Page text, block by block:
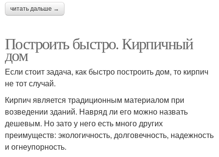
читать дальше →
Построить быстро. Кирпичный
дом
Если стоит задача, как быстро построить дом, то кирпич
не тот случай.
Кирпич является традиционным материалом при
возведении зданий. Навряд ли его можно назвать
дешевым. Но зато у него есть много других
преимуществ: экологичность, долговечность, надежность
и огнеупорность.